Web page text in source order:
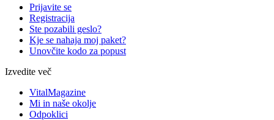
Prijavite se
Registracija
Ste pozabili geslo?
Kje se nahaja moj paket?
Unovčite kodo za popust
Izvedite več
VitalMagazine
Mi in naše okolje
Odpoklici